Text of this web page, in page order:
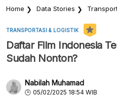
Home Data Stories
TRANSPORTASI & LOGISTIK
Daftar Film Indonesia
Sudah Nonton?
Nabilah Muhamad
05/02/2025 18:54 WIB